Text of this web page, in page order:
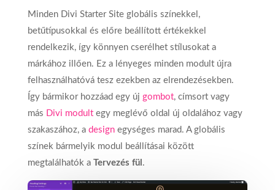
Minden Divi Starter Site globális színekkel,
betűtípusokkal és előre beállított értékekkel
rendelkezik, így könnyen cserélhet stílusokat a
márkához illően. Ez a lényeges minden modult újra
felhasználhatóvá tesz ezekben az elrendezésekben.
Így bármikor hozzáad egy új gombot, címsort vagy
más Divi modultegy meglévő oldal új oldalához vagy
szakaszához, a designegységes marad. A globális
színek bármelyik modul beállításai között
megtalálhatók a Tervezés fül .